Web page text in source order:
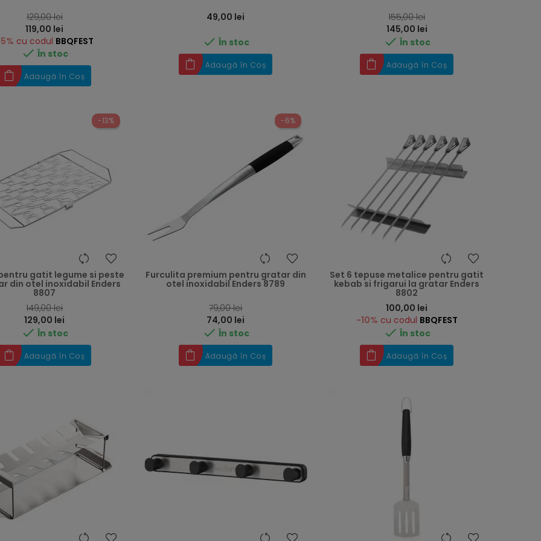
129,00 lei
119,00 lei
cu codul BBQFEST
 În stoc
Adaugă în Coș
49,00 lei
 În stoc
Adaugă în Coș
155,00 lei
145,00 lei
 În stoc
Adaugă în Coș
-13%
gatit legume si peste
din otel inoxidabil Enders
8807
149,00 lei
129,00 lei
 În stoc
Adaugă în Coș
-6%
Furculita premium pentru gratar din
otel inoxidabil Enders 8789
79,00 lei
74,00 lei
 În stoc
Adaugă în Coș
Set 6 tepuse metalice pentru gatit
kebab si frigarui la gratar Enders
8802
100,00 lei
-10% cu codul BBQFEST
 În stoc
Adaugă în Coș